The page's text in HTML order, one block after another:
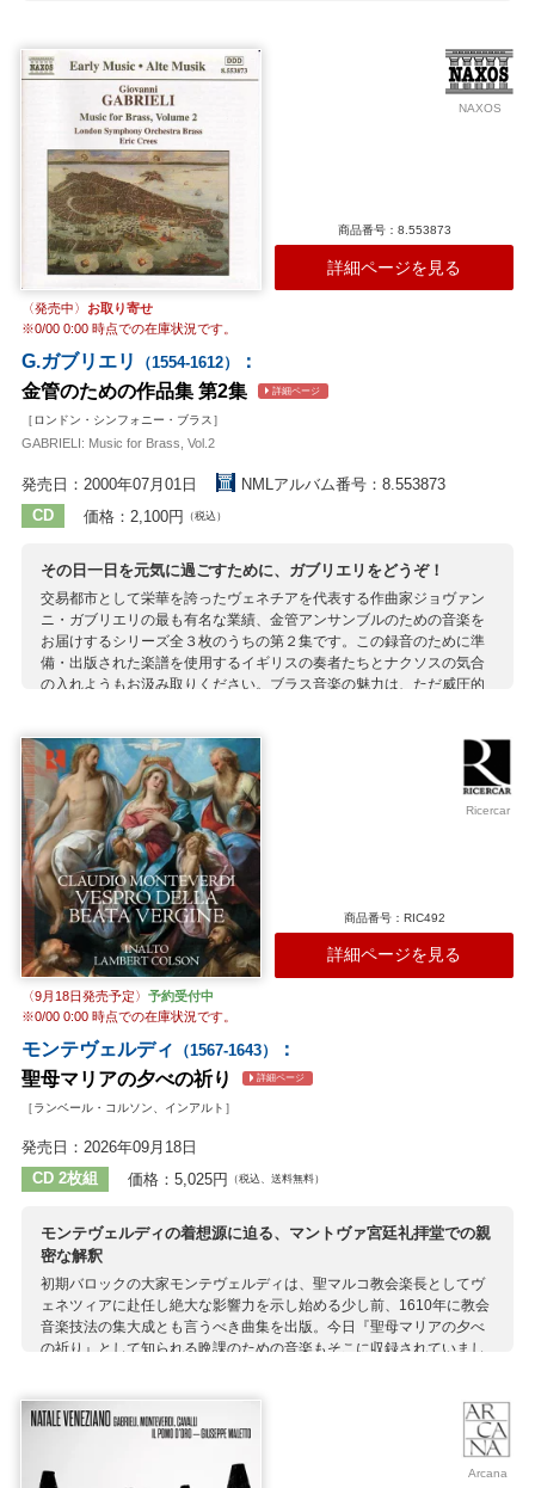
ています。力強いガブリエリの朗唱に対し、ボナートは静謐な響きで
応え、時空を超えた対話が生まれています。
収録作曲家：
G.ガブリエリ
ボナート
NAXOS
商品番号：8.553873
詳細ページを見る
〈発売中〉 お取り寄せ
※0/00 0:00時点での在庫状況です。
G.ガブリエリ （1554-1612）
：
金管のための作品集 第2集
詳細ページ
［ロンドン・シンフォニー・ブラス］
GABRIELI: Music for Brass, Vol.2
発売日：2000年07月01日
NMLアルバム番号：8.553873
CD
価格：2,100円 （税込）
その日一日を元気に過ごすために、ガブリエリをどうぞ！
交易都市として栄華を誇ったヴェネチアを代表する作曲家ジョヴァン
ニ・ガブリエリの最も有名な業績、金管アンサンブルのための音楽を
お届けするシリーズ全３枚のうちの第２集です。この録音のために準
備・出版された楽譜を使用するイギリスの奏者たちとナクソスの気合
の入れようもお汲み取りください。ブラス音楽の魅力は、ただ威圧的
いいもんです。ブラス・ファンだけでなく、音楽を愛する方に広くお
薦めします。
収録作曲家：
G.ガブリエリ
Ricercar
商品番号：RIC492
詳細ページを見る
〈9月18日発売予定〉 予約受付中
※0/00 0:00時点での在庫状況です。
モンテヴェルディ （1567-1643）
：
聖母マリアの夕べの祈り
詳細ページ
［ランベール・コルソン、インアルト］
発売日：2026年09月18日
CD 2枚組
価格：5,025円 （税込、送料無料）
モンテヴェルディの着想源に迫る、マントヴァ宮廷礼拝堂での親
密な解釈
初期バロックの大家モンテヴェルディは、聖マルコ教会楽長としてヴ
ェネツィアに赴任し絶大な影響力を示し始める少し前、1610年に教会
音楽技法の集大成とも言うべき曲集を出版。今日『聖母マリアの夕べ
の祈り』として知られる晩課のための音楽もそこに収録されていまし
の傑作と向き合うにあたり、フランスの古楽アンサンブル・インアル
トは作曲当時のモンテヴェルディの着想に立ち返るべく、かつて作曲
家自身の職場であったマントヴァ聖バルバラ聖堂を録音場所に選択。
16世紀末のマントヴァ宮廷における聖母被昇天の日の音楽礼拝を想Arcana